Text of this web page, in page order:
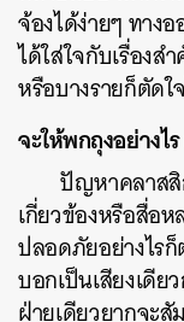
จ้องได้ง่ายๆ ทาง
ได้ใส่ใจกับเรื่องส
หรือบางรายก็ตัดใ
จะให้พกถุงอย่างไ
ปัญหาคลาส
เกี่ยวข้องหรือสื่อ
ปลอดภัยอย่างไร
บอกเป็นเสียงเดี
ฝ่ายเดียวยากจะ